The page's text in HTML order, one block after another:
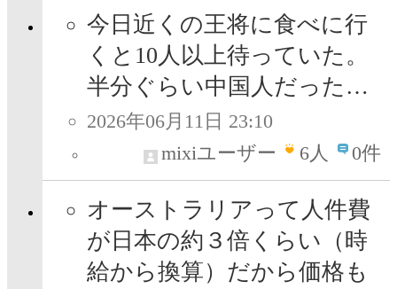
今日近くの王将に食べに行
くと10人以上待っていた。
半分ぐらい中国人だった…
2026年06月11日 23:10
mixiユーザー
6人 0件
オーストラリアって人件費
が日本の約３倍くらい（時
給から換算）だから価格も